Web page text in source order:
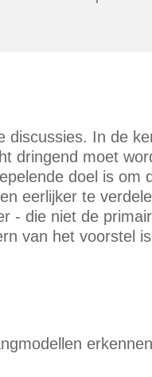
discussies. In de
dringend moet
doel is om
eerlijker te
- die niet de
van het voorstel